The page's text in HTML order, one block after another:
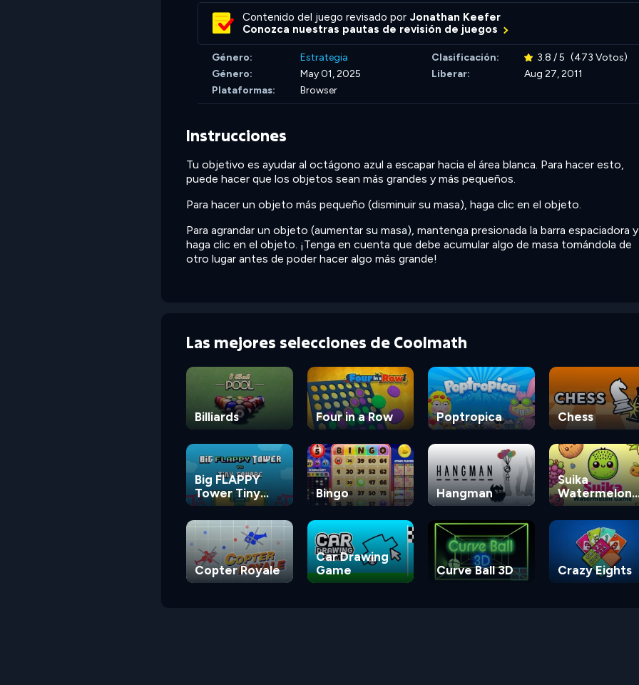
Contenido del juego revisado por Jonathan Keefer
Conozca nuestras pautas de revisión de juegos
Género: Estrategia Clasificación: 3.8 / 5 (473 Votos)
Género:
May 01, 2025 Liberar:
Aug 27, 2011
Plataformas:
Browser
Instrucciones
Tu objetivo es ayudar al octágono azul a escapar hacia el área blanca. Para hacer esto,
puede hacer que los objetos sean más grandes y más pequeños.
Para hacer un objeto más pequeño (disminuir su masa), haga clic en el objeto.
Para agrandar un objeto (aumentar su masa), mantenga presionada la barra espaciadora y
haga clic en el objeto. ¡Tenga en cuenta que debe acumular algo de masa tomándola de
otro lugar antes de poder hacer algo más grande!
Las mejores selecciones de Coolmath
Billiards Four in a Row Poptropica Chess
Big FLAPPY
Tower Tiny
Square
Bingo Hangman
Suika
Watermelon
Game
Copter Royale
Car Drawing
Game
Curve Ball 3D Crazy Eights